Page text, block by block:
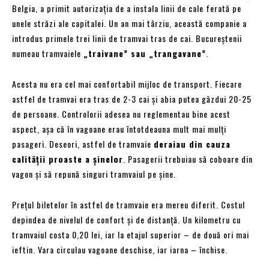
Belgia, a primit autorizația de a instala linii de cale ferată pe
unele străzi ale capitalei. Un an mai târziu, această companie a
introdus primele trei linii de tramvai tras de cai. Bucureștenii
numeau tramvaiele „traivane” sau „trangavane”
Acesta nu era cel mai confortabil mijloc de transport. Fiecare
astfel de tramvai era tras de 2-3 cai și abia putea găzdui 20-25
de persoane. Controlorii adesea nu reglementau bine acest
aspect, așa că în vagoane erau întotdeauna mult mai mulți
pasageri. Deseori, astfel de tramvaie deraiau din cauza
calității proaste a șinelor . Pasagerii trebuiau să coboare din
vagon și să repună singuri tramvaiul pe șine.
Prețul biletelor în astfel de tramvaie era mereu diferit. Costul
depindea de nivelul de confort și de distanță. Un kilometru cu
tramvaiul costa 0,20 lei, iar la etajul superior – de două ori mai
ieftin. Vara circulau vagoane deschise, iar iarna – închise.